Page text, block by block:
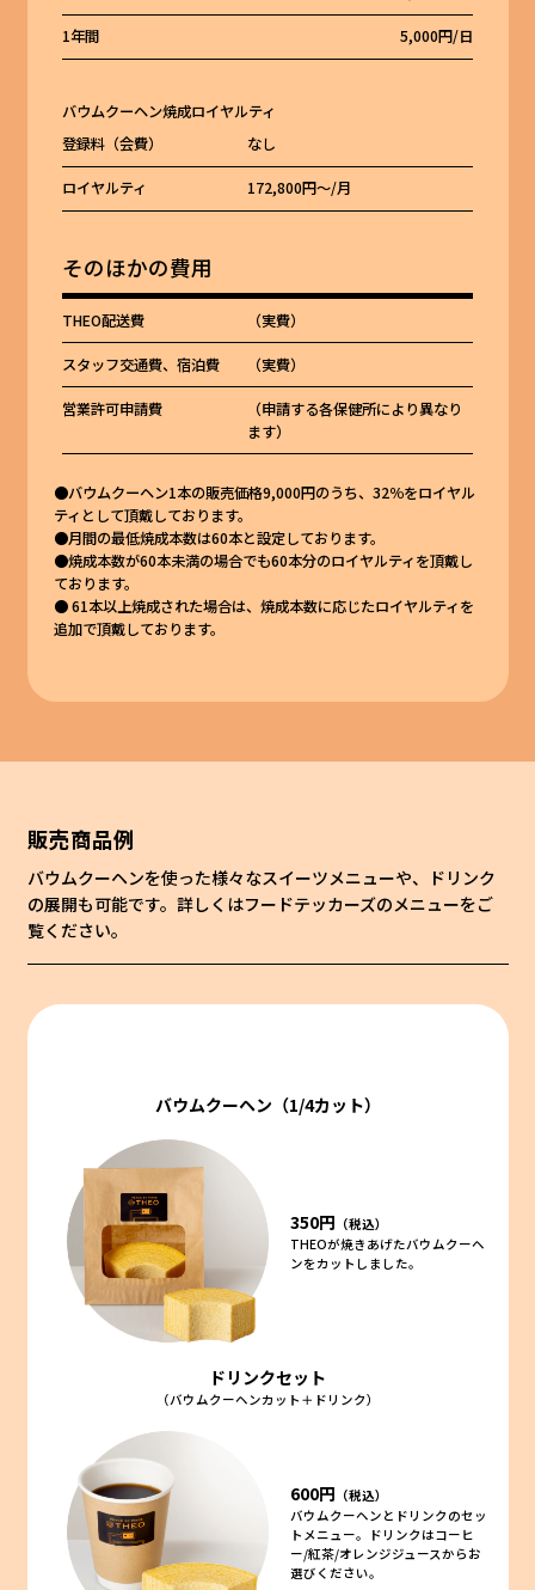
1年間 5,000円/日
バウムクーヘン焼成ロイヤルティ
登録料（会費）
なし
ロイヤルティ 172,800円～/月
そのほかの費用
THEO配送費 （実費）
スタッフ交通費、宿泊費 （実費）
営業許可申請費
（申請する各保健所により異なり
ます）
●バウムクーヘン1本の販売価格9,000円のうち、32％をロイヤル
ティとして頂戴しております。
●月間の最低焼成本数は60本と設定しております。
●焼成本数が60本未満の場合でも60本分のロイヤルティを頂戴し
ております。
● 61本以上焼成された場合は、焼成本数に応じたロイヤルティを
追加で頂戴しております。
販売商品例
バウムクーヘンを使った様々なスイーツメニューや、ドリンク
の展開も可能です。詳しくはフードテッカーズのメニューをご
覧ください。
バウムクーヘン（1/4カット）
350円 （税込）
THEOが焼きあげたバウムクーヘ
ンをカットしました。
ドリンクセット
（バウムクーヘンカット＋ドリンク）
600円 （税込）
バウムクーヘンとドリンクのセッ
トメニュー。ドリンクはコーヒ
ー/紅茶/オレンジジュースからお
選びください。